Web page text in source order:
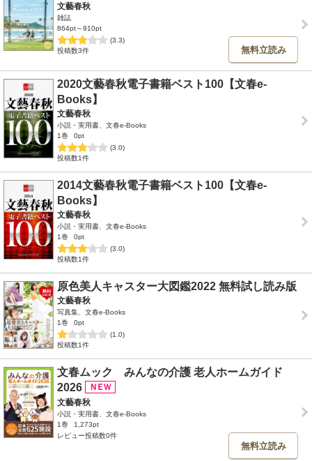
文藝春秋
雑誌
864pt～910pt
(3.3)
投稿数3件
無料立読み
2020文藝春秋電子書籍ベスト100【文春e-
Books】
文藝春秋
小説・実用書、文春e-Books
1巻
0pt
(3.0)
投稿数1件
2014文藝春秋電子書籍ベスト100【文春e-
Books】
文藝春秋
小説・実用書、文春e-Books
1巻
0pt
(3.0)
投稿数1件
原色美人キャスター大図鑑2022 無料試し読み版
文藝春秋
写真集、文春e-Books
1巻
0pt
(1.0)
投稿数1件
文春ムック みんなの介護 老人ホームガイド
2026
文藝春秋
小説・実用書、文春e-Books
1巻
1,273pt
レビュー投稿数0件
無料立読み